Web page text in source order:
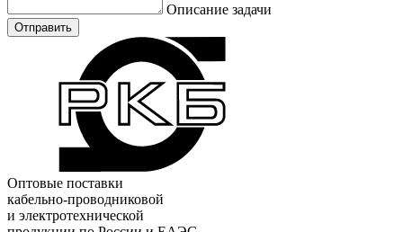
Описание задачи
Отправить
Оптовые поставки
кабельно-проводниковой
и электротехнической